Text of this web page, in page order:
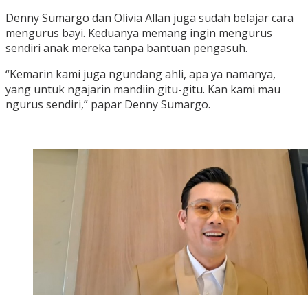
Denny Sumargo dan Olivia Allan juga sudah belajar cara
mengurus bayi. Keduanya memang ingin mengurus
sendiri anak mereka tanpa bantuan pengasuh.
“Kemarin kami juga ngundang ahli, apa ya namanya,
yang untuk ngajarin mandiin gitu-gitu. Kan kami mau
ngurus sendiri,” papar Denny Sumargo.